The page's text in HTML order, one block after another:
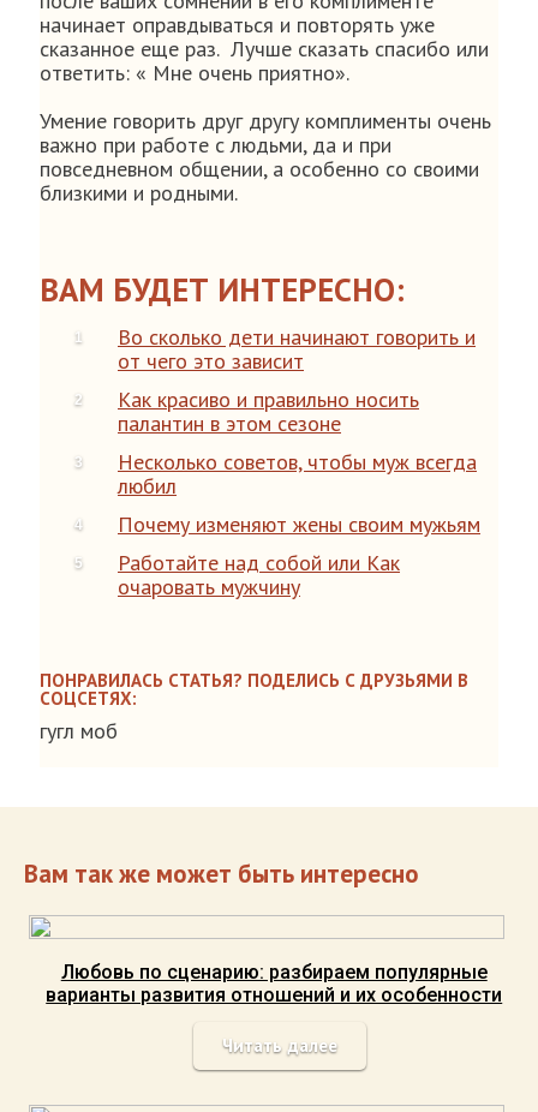
начинает оправдываться и повторять уже
сказанное еще раз. Лучше сказать спасибо или
ответить: « Мне очень приятно».
Умение говорить друг другу комплименты очень
важно при работе с людьми, да и при
повседневном общении, а особенно со своими
близкими и родными.
ВАМ БУДЕТ ИНТЕРЕСНО:
Во сколько дети начинают говорить и
от чего это зависит
Как красиво и правильно носить
палантин в этом сезоне
Несколько советов, чтобы муж всегда
любил
Почему изменяют жены своим мужьям
Работайте над собой или Как
очаровать мужчину
ПОНРАВИЛАСЬ СТАТЬЯ? ПОДЕЛИСЬ С ДРУЗЬЯМИ В
СОЦСЕТЯХ:
гугл моб
Вам так же может быть интересно
Любовь по сценарию: разбираем популярные
варианты развития отношений и их особенности
Читать далее